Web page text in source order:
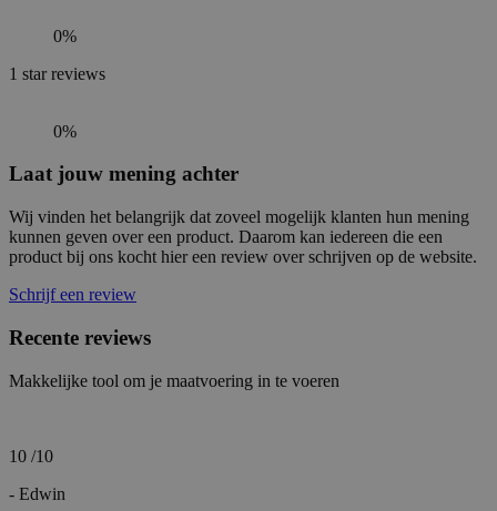
0%
1 star reviews
0%
Laat jouw mening achter
Wij vinden het belangrijk dat zoveel mogelijk klanten hun mening
kunnen geven over een product. Daarom kan iedereen die een
product bij ons kocht hier een review over schrijven op de website.
Schrijf een review
Recente reviews
Makkelijke tool om je maatvoering in te voeren
10 /10
- Edwin